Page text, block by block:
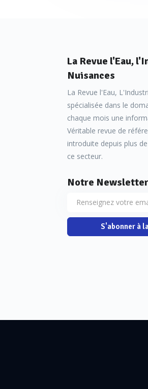
La Revue l'Eau,
Nuisances
La Revue l'Eau,
spécialisée dans le
chaque mois une
Véritable revue de
introduite depuis plus
ce secteur.
Notre Newsletter
S'abonner à